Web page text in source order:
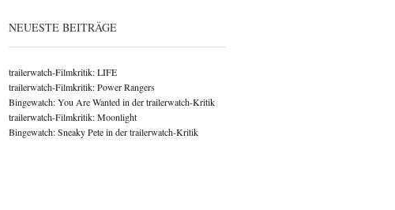
NEUESTE BEITRÄGE
trailerwatch-Filmkritik: LIFE
trailerwatch-Filmkritik: Power Rangers
Bingewatch: You Are Wanted in der trailerwatch-Kritik
trailerwatch-Filmkritik: Moonlight
Bingewatch: Sneaky Pete in der trailerwatch-Kritik